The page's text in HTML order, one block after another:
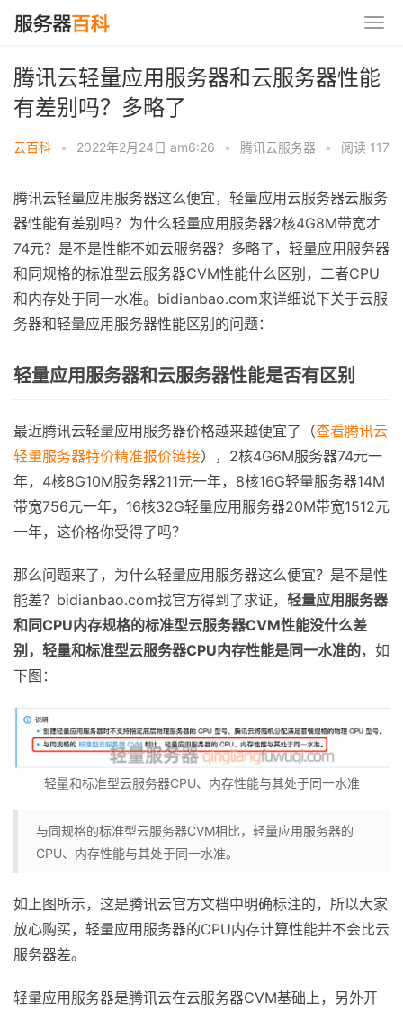
腾讯云轻量应用服务器和云服务器性能
有差别吗？多略了
云百科 • 2022年2月24日 am6:26 • 腾讯云服务器 • 阅读 117
腾讯云轻量应用服务器这么便宜，轻量应用云服务器云服务
器性能有差别吗？为什么轻量应用服务器2核4G8M带宽才
74元？是不是性能不如云服务器？多略了，轻量应用服务器
和同规格的标准型云服务器CVM性能什么区别，二者CPU
和内存处于同一水准。bidianbao.com来详细说下关于云服
务器和轻量应用服务器性能区别的问题：
轻量应用服务器和云服务器性能是否有区别
最近腾讯云轻量应用服务器价格越来越便宜了（查看腾讯云
轻量服务器特价精准报价链接），2核4G6M服务器74元一
年，4核8G10M服务器211元一年，8核16G轻量服务器14M
带宽756元一年，16核32G轻量应用服务器20M带宽1512元
一年，这价格你受得了吗？
那么问题来了，为什么轻量应用服务器这么便宜？是不是性
能差？bidianbao.com找官方得到了求证， 轻量应用服务器
和同CPU内存规格的标准型云服务器CVM性能没什么差
别，轻量和标准型云服务器CPU内存性能是同一水准的，如
下图：
轻量和标准型云服务器CPU、内存性能与其处于同一水准
与同规格的标准型云服务器CVM相比，轻量应用服务器的
CPU、内存性能与其处于同一水准。
如上图所示，这是腾讯云官方文档中明确标注的，所以大家
放心购买，轻量应用服务器的CPU内存计算性能并不会比云
服务器差。
轻量应用服务器是腾讯云在云服务器CVM基础上，另外开